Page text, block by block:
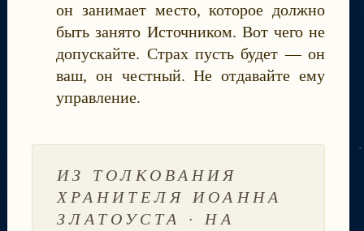
он занимает место, которое должно
быть занято Источником. Вот чего не
допускайте. Страх пусть будет — он
ваш, он честный. Не отдавайте ему
управление.
ИЗ ТОЛКОВАНИЯ
ХРАНИТЕЛЯ ИОАННА
ЗЛАТОУСТА · НА